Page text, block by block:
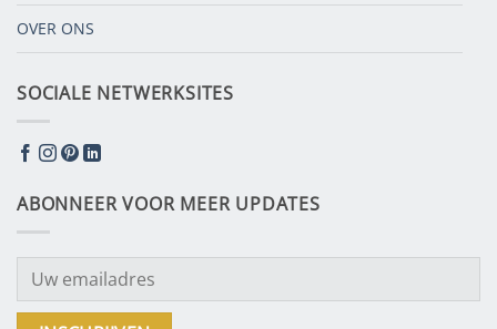
OVER ONS
SOCIALE NETWERKSITES
ABONNEER VOOR MEER UPDATES